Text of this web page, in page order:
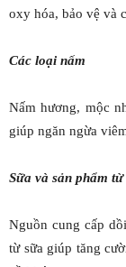
oxy hóa, bảo vệ và
Các loại nấm
Nấm hương, mộc
giúp ngăn ngừa
Sữa và sản phẩm từ
Nguồn cung cấp
từ sữa giúp tăng